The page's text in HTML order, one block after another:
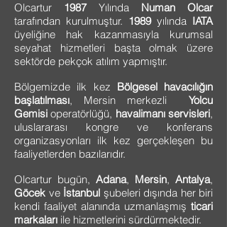
Olcartur 1987Yılında Numan Olcar
tarafından kurulmuştur. 1989yılında IATA
üyeliğine hak kazanmasıyla kurumsal
seyahat hizmetleri başta olmak üzere
sektörde pekçok atılım yapmıştır.
Bölgemizde ilk kez Bölgesel havacılığın
başlatılması, Mersin merkezli Yolcu
Gemisi operatörlüğü, havalimanı servisleri,
uluslararası kongre ve konferans
organizasyonları ilk kez gerçekleşen bu
faaliyetlerden bazılarıdır.
Olcartur bugün, Adana, Mersin, Antalya,
Göcek ve İstanbul şubeleri dışında her biri
kendi faaliyet alanında uzmanlaşmış ticari
markaları ile hizmetlerini sürdürmektedir.